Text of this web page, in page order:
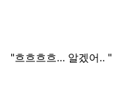
"흐흐흐흐... 알겠어.. "